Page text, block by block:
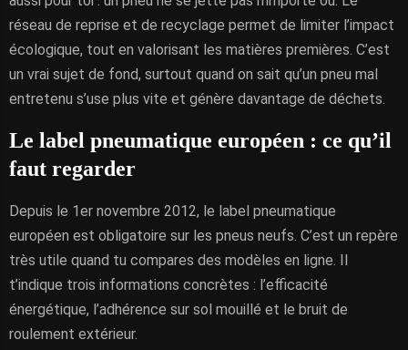
réseau de reprise et de recyclage permet de limiter l’impact
écologique, tout en valorisant les matières premières. C’est
un vrai sujet de fond, surtout quand on sait qu’un pneu mal
entretenu s’use plus vite et génère davantage de déchets.
Le label pneumatique européen : ce qu’il
faut regarder
Depuis le 1er novembre 2012, le label pneumatique
européen est obligatoire sur les pneus neufs. C’est un repère
très utile quand tu compares des modèles en ligne. Il
t’indique trois informations concrètes : l’efficacité
énergétique, l’adhérence sur sol mouillé et le bruit de
roulement extérieur.